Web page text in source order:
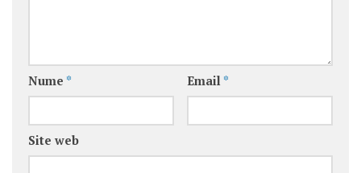
Nume * Email *
Site web